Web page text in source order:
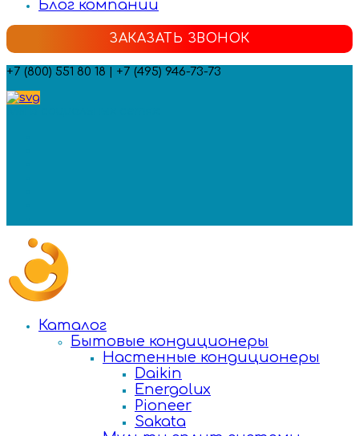
Блог компании
ЗАКАЗАТЬ ЗВОНОК
+7 (800) 551 80 18 | +7 (495) 946-73-73
Каталог
Бытовые кондиционеры
Настенные кондиционеры
Daikin
Energolux
Pioneer
Sakata